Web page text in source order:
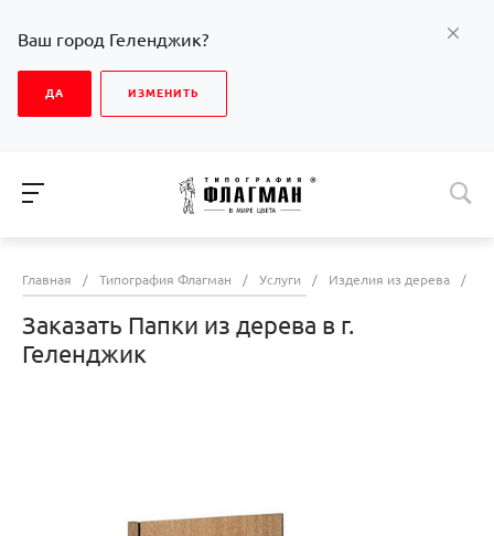
Ваш город Геленджик?
ДА ИЗМЕНИТЬ
Главная / Типография Флагман / Услуги / Изделия из дерева /
Заказать Папки из дерева в г.
Геленджик